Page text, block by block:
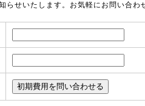
せいたします。お気軽にお問い合わ